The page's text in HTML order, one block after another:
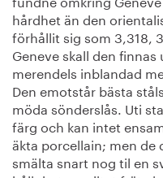
hårdhet än den
förhållit sig som 3,318,
Geneve skall den
merendels inblandad
Den emotstår bästa
möda sönderslås. Uti
färg och kan intet
äkta porcellain; men de
smälta snart nog til en